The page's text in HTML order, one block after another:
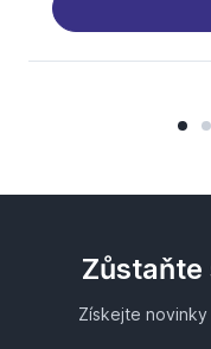
Zůstaňte
Získejte